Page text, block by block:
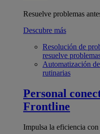
Resuelve problemas
Descubre más
Resolución de
resuelve
Automatización
rutinarias
Personal
Frontline
Impulsa la eficiencia